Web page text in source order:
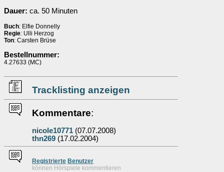
Dauer: ca. 50 Minuten
Buch: Elfie Donnelly
Regie: Ulli Herzog
Ton: Carsten Brüse
Bestellnummer:
4.27633 (MC)
Tracklisting anzeigen
Kommentare:
nicole10771 (07.07.2008)
thn269 (17.02.2004)
Registrierte Benutzer
können Hörspiele kommentieren